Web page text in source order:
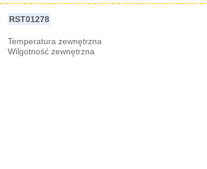
RST01278
Temperatura zewnętrzna
Wilgotność zewnętrzna